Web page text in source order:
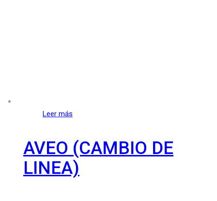
Leer más
AVEO (CAMBIO DE
LINEA)